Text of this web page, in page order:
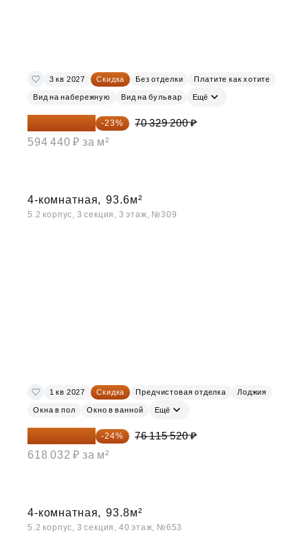
3 кв 2027 Скидка Без отделки Платите как хотите
Вид на набережную Вид на бульвар Ещё
54 153 484 ₽ -23%
70 329 200 ₽
594 440 ₽ за м²
4-комнатная, 93.6м²
5.2 корпус, 3 секция, 3 этаж, №309
1 кв 2027 Скидка Предчистовая отделка Лоджия
Окна в пол Окно в ванной Ещё
57 847 795 ₽ -24%
76 115 520 ₽
618 032 ₽ за м²
4-комнатная, 93.8м²
5.2 корпус, 3 секция, 40 этаж, №653